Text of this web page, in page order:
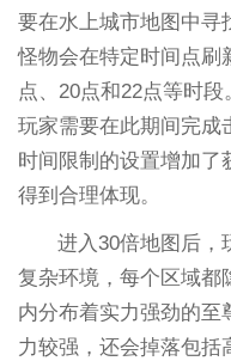
要在水上城市地图中寻
怪物会在特定时间点刷
点、20点和22点等时段
玩家需要在此期间完成
时间限制的设置增加了
得到合理体现。
进入30倍地图后，
复杂环境，每个区域都
内分布着实力强劲的至
力较强，还会掉落包括